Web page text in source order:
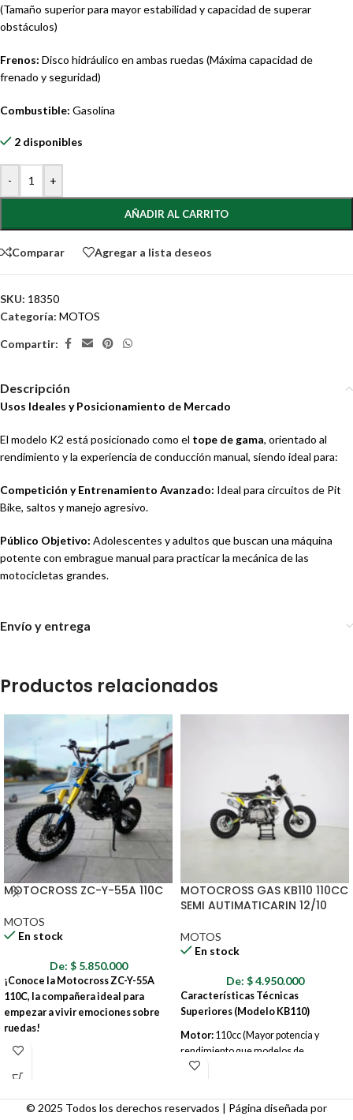
(Tamaño superior para mayor estabilidad y capacidad de superar
obstáculos)
Frenos: Disco hidráulico en ambas ruedas (Máxima capacidad de
frenado y seguridad)
Combustible: Gasolina
2 disponibles
- +
AÑADIR AL CARRITO
Comparar Agregar a lista deseos
SKU: 18350
Categoría: MOTOS
Compartir:
Descripción
Usos Ideales y Posicionamiento de Mercado
El modelo K2 está posicionado como el tope de gama, orientado al
rendimiento y la experiencia de conducción manual, siendo ideal para:
Competición y Entrenamiento Avanzado: Ideal para circuitos de Pit
Bike, saltos y manejo agresivo.
Público Objetivo: Adolescentes y adultos que buscan una máquina
potente con embrague manual para practicar la mecánica de las
motocicletas grandes.
Envío y entrega
Productos relacionados
MOTOCROSS ZC-Y-55A 110C
MOTOS
En stock
De: $5.850.000
¡Conoce la Motocross ZC-Y-55A
110C, la compañera ideal para
empezar a vivir emociones sobre
ruedas!
Si estás buscando una moto que
disfrutar, ¡la has encontrado! La ZC-Y-
55A viene con ese espíritu aventurero
MOTOCROSS GAS KB110 110CC
SEMI AUTIMATICARIN 12/10
MOTOS
En stock
De: $4.950.000
Características Técnicas
Superiores (Modelo KB110)
Motor: 110cc (Mayor potencia y
rendimiento que modelos de
iniciación)
(Confiabilidad, eficiencia y menor
© 2025 Todos los derechos reservados | Página diseñada por